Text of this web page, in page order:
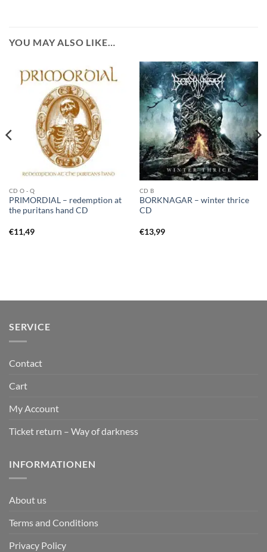
YOU MAY ALSO LIKE…
CD O - Q
PRIMORDIAL – redemption at
the puritans hand CD
€11,49
CD B
BORKNAGAR – winter thrice
CD
€13,99
SERVICE
Contact
Cart
My Account
Ticket return – Way of darkness
INFORMATIONEN
About us
Terms and Conditions
Privacy Policy